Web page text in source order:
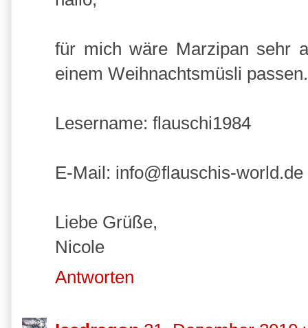
für mich wäre Marzipan sehr
einem Weihnachtsmüsli passen.
Lesername: flauschi1984
E-Mail: info@flauschis-world.de
Liebe Grüße,
Nicole
Antworten